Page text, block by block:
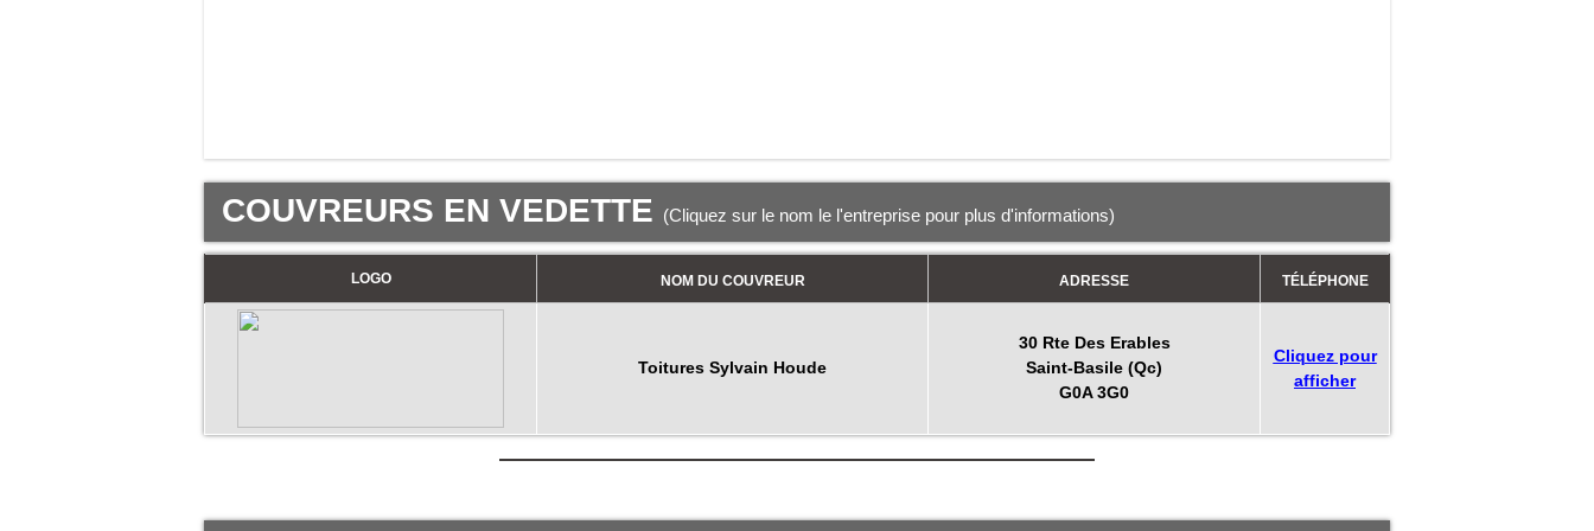
COUVREURS EN VEDETTE (Cliquez sur le nom le l'entreprise pour plus d'informations)
LOGO NOM DU COUVREUR ADRESSE TÉLÉPHONE
Toitures Sylvain Houde
30 Rte Des Erables
Saint-Basile (Qc)
G0A 3G0
Cliquez pour
afficher